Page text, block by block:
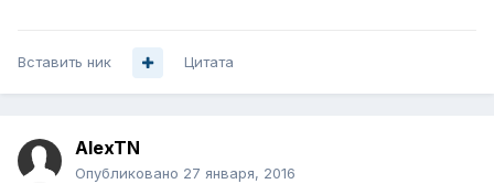
Вставить ник Цитата
AlexTN
Опубликовано 27 января, 2016